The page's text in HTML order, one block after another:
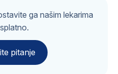
ga našim lekarima
pitanje